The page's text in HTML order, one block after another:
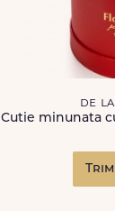
de la
Cutie minunata